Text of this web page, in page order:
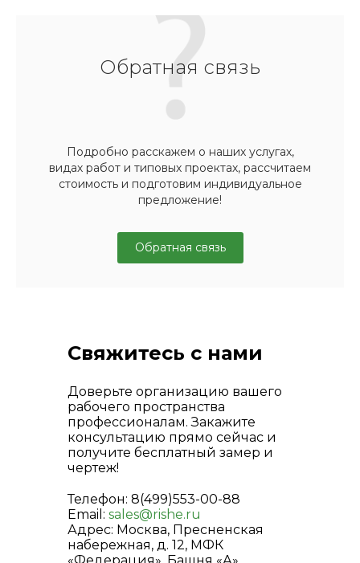
Обратная связь
Подробно расскажем о наших услугах,
видах работ и типовых проектах, рассчитаем
стоимость и подготовим индивидуальное
предложение!
Обратная связь
Доверьте организацию вашего
рабочего пространства
профессионалам. Закажите
консультацию прямо сейчас и
получите бесплатный замер и
чертеж!
Телефон: 8(499)553-00-88
Email: sales@rishe.ru
Адрес: Москва, Пресненская
набережная, д. 12, МФК
Свяжитесь с нами